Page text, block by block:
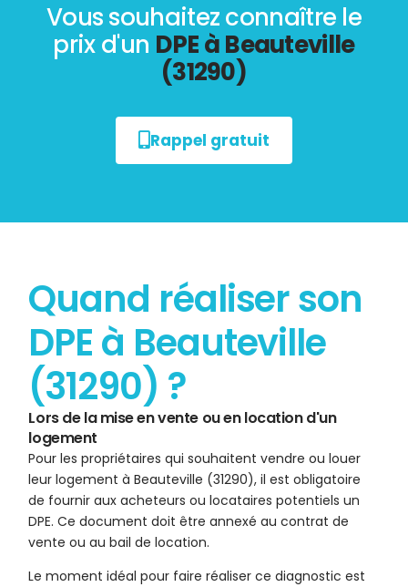
Vous souhaitez connaître le
prix d'un DPE à Beauteville
(31290)
Rappel gratuit
Quand réaliser son
DPE à Beauteville
(31290) ?
Lors de la mise en vente ou en location d'un
logement
Pour les propriétaires qui souhaitent vendre ou louer
leur logement à Beauteville (31290), il est obligatoire
de fournir aux acheteurs ou locataires potentiels un
DPE. Ce document doit être annexé au contrat de
vente ou au bail de location.
Le moment idéal pour faire réaliser ce diagnostic est